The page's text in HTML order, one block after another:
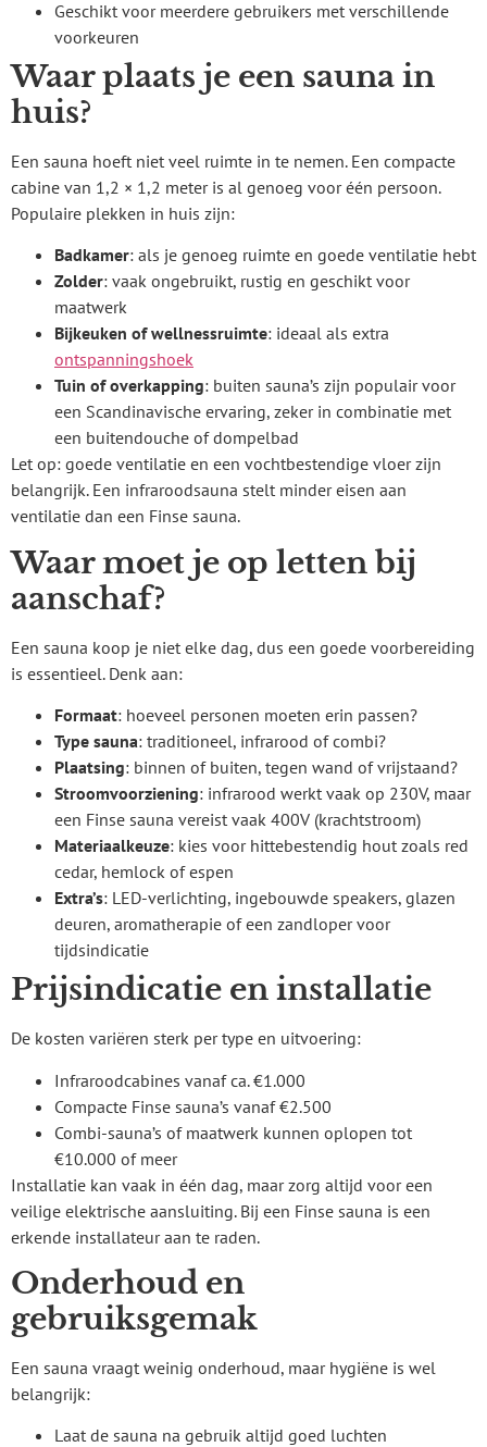
Geschikt voor meerdere gebruikers met verschillende
voorkeuren
Waar plaats je een sauna in
huis?
Een sauna hoeft niet veel ruimte in te nemen. Een compacte
cabine van 1,2 × 1,2 meter is al genoeg voor één persoon.
Populaire plekken in huis zijn:
Badkamer: als je genoeg ruimte en goede ventilatie hebt
Zolder: vaak ongebruikt, rustig en geschikt voor
maatwerk
Bijkeuken of wellnessruimte: ideaal als extra
ontspanningshoek
Tuin of overkapping: buiten sauna’s zijn populair voor
een Scandinavische ervaring, zeker in combinatie met
een buitendouche of dompelbad
Let op: goede ventilatie en een vochtbestendige vloer zijn
belangrijk. Een infraroodsauna stelt minder eisen aan
ventilatie dan een Finse sauna.
Waar moet je op letten bij
aanschaf?
Een sauna koop je niet elke dag, dus een goede voorbereiding
is essentieel. Denk aan:
Formaat: hoeveel personen moeten erin passen?
Type sauna: traditioneel, infrarood of combi?
Plaatsing: binnen of buiten, tegen wand of vrijstaand?
Stroomvoorziening: infrarood werkt vaak op 230V, maar
een Finse sauna vereist vaak 400V (krachtstroom)
Materiaalkeuze: kies voor hittebestendig hout zoals red
cedar, hemlock of espen
Extra’s: LED-verlichting, ingebouwde speakers, glazen
deuren, aromatherapie of een zandloper voor
tijdsindicatie
Prijsindicatie en installatie
De kosten variëren sterk per type en uitvoering:
Infraroodcabines vanaf ca. €1.000
Compacte Finse sauna’s vanaf €2.500
Combi-sauna’s of maatwerk kunnen oplopen tot
€10.000 of meer
Installatie kan vaak in één dag, maar zorg altijd voor een
veilige elektrische aansluiting. Bij een Finse sauna is een
erkende installateur aan te raden.
Onderhoud en
gebruiksgemak
Een sauna vraagt weinig onderhoud, maar hygiëne is wel
belangrijk:
Laat de sauna na gebruik altijd goed luchten